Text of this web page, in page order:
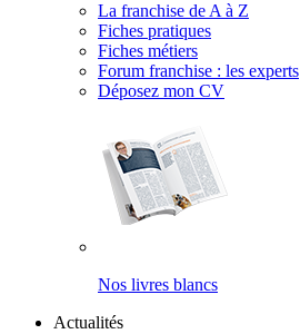
La franchise de A à Z
Fiches pratiques
Fiches métiers
Forum franchise : les experts
Déposez mon CV
Nos livres blancs
Actualités